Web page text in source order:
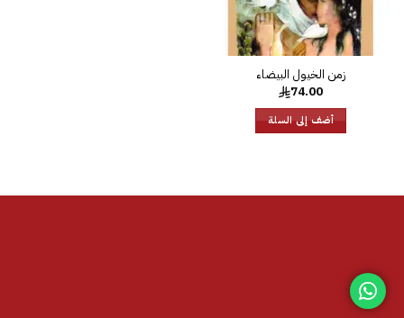
زمن الخيول البيضاء
74.00
أضف إلى السلة